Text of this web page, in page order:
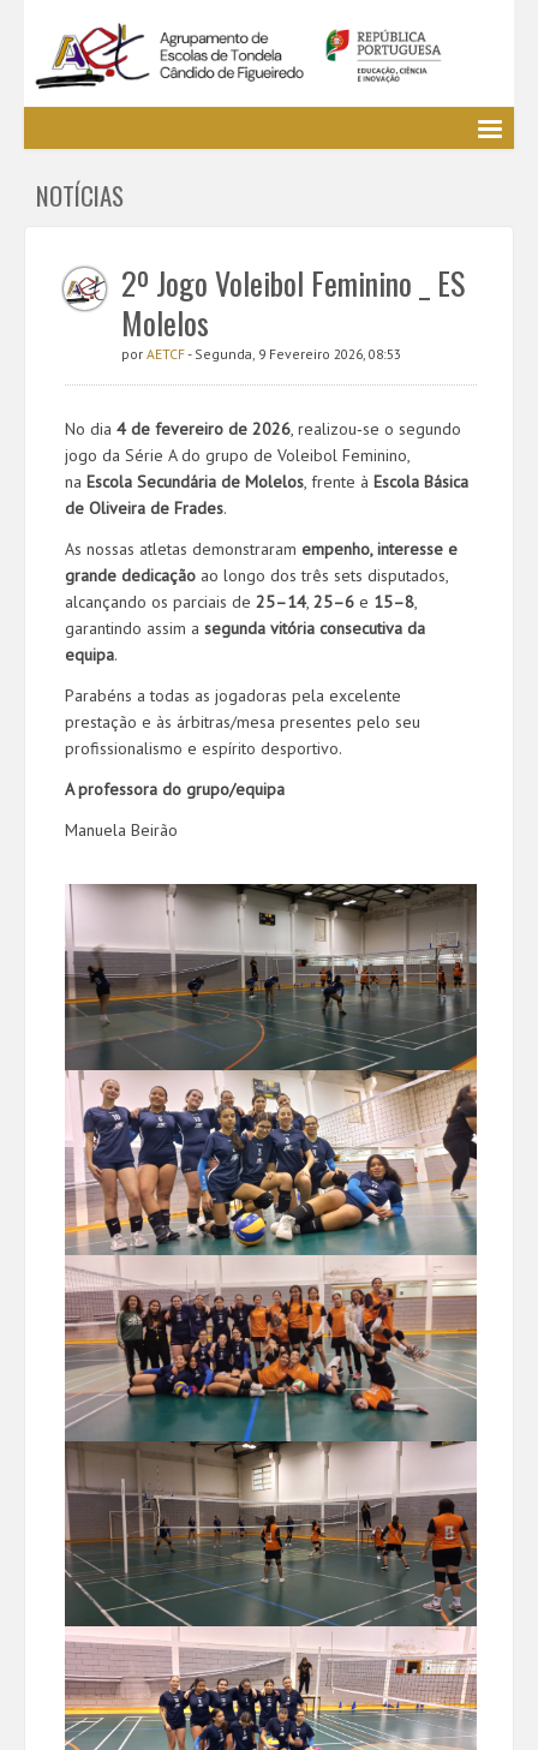
EE / Alunos
Cursos Profissionais
Bibliotecas
Media AETCF
Legislação
NOTÍCIAS
2º Jogo Voleibol Feminino _ ES
Molelos
por AETCF- Segunda, 9 Fevereiro 2026, 08:53
No dia 4 de fevereiro de 2026, realizou‑se o segundo
jogo da Série A do grupo de Voleibol Feminino,
na Escola Secundária de Molelos, frente à Escola Básica
de Oliveira de Frades.
As nossas atletas demonstraram empenho, interesse e
grande dedicação ao longo dos três sets disputados,
alcançando os parciais de 25–14, 25–6 e 15–8,
garantindo assim a segunda vitória consecutiva da
equipa.
Parabéns a todas as jogadoras pela excelente
prestação e às árbitras/mesa presentes pelo seu
profissionalismo e espírito desportivo.
A professora do grupo/equipa
Manuela Beirão